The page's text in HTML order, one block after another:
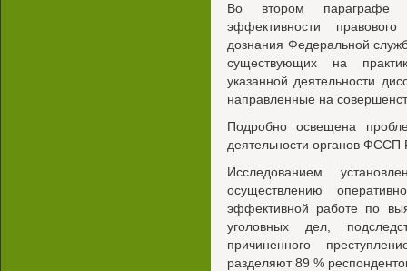
Во втором параграфе
эффективности
дознания Федеральной
существующих на
указанной деятельности
направленные на
Подробно освещена
деятельности органов ФССП
Исследованием
осуществлению
эффективной работе по
уголовных дел,
причиненного
разделяют 89 %